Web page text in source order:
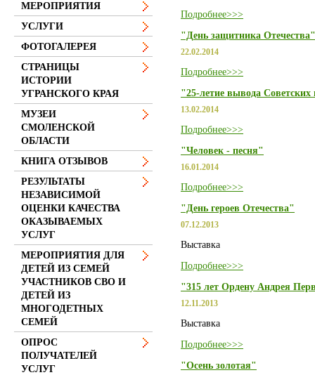
Подробнее>>>
"День защитника Отечества"
22.02.2014
Подробнее>>>
"25-летие вывода
13.02.2014
Подробнее>>>
"Человек - песня"
16.01.2014
Подробнее>>>
"День героев Отечества"
07.12.2013
Выставка
Подробнее>>>
"315 лет Ордену Андрея
12.11.2013
Выставка
Подробнее>>>
"Осень золотая"
МЕРОПРИЯТИЯ
УСЛУГИ
ФОТОГАЛЕРЕЯ
СТРАНИЦЫ
ИСТОРИИ
УГРАНСКОГО КРАЯ
МУЗЕИ
СМОЛЕНСКОЙ
ОБЛАСТИ
КНИГА ОТЗЫВОВ
РЕЗУЛЬТАТЫ
НЕЗАВИСИМОЙ
ОЦЕНКИ КАЧЕСТВА
ОКАЗЫВАЕМЫХ
УСЛУГ
МЕРОПРИЯТИЯ ДЛЯ
ДЕТЕЙ ИЗ СЕМЕЙ
УЧАСТНИКОВ СВО И
ДЕТЕЙ ИЗ
МНОГОДЕТНЫХ
СЕМЕЙ
ОПРОС
ПОЛУЧАТЕЛЕЙ
УСЛУГ